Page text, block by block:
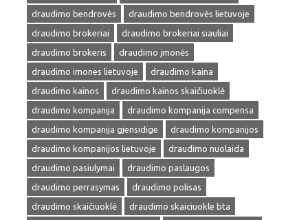
draudimo bendrovės
draudimo bendrovės lietuvoje
draudimo brokeriai
draudimo brokeriai siauliai
draudimo brokeris
draudimo įmonės
draudimo imones lietuvoje
draudimo kaina
draudimo kainos
draudimo kainos skaičiuoklė
draudimo kompanija
draudimo kompanija compensa
draudimo kompanija gjensidige
draudimo kompanijos
draudimo kompanijos lietuvoje
draudimo nuolaida
draudimo pasiulymai
draudimo paslaugos
draudimo perrasymas
draudimo polisas
draudimo skaičiuoklė
draudimo skaiciuokle bta